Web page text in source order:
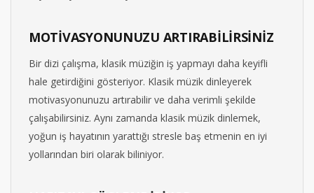
MOTİVASYONUNUZU ARTIRABİLİRSİNİZ
Bir dizi çalışma, klasik müziğin iş yapmayı daha keyifli
hale getirdiğini gösteriyor. Klasik müzik dinleyerek
motivasyonunuzu artırabilir ve daha verimli şekilde
çalışabilirsiniz. Aynı zamanda klasik müzik dinlemek,
yoğun iş hayatının yarattığı stresle baş etmenin en iyi
yollarından biri olarak biliniyor.